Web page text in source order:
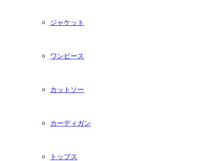
ジャケット
ワンピース
カットソー
カーディガン
トップス